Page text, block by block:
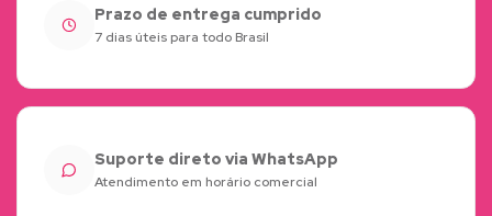
Prazo de entrega cumprido
7 dias úteis para todo Brasil
Suporte direto via WhatsApp
Atendimento em horário comercial